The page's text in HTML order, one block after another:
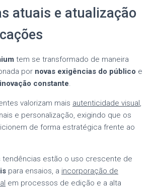
atuais e atualização
tem se transformado de maneira
por novas exigências do público e
constante.
valorizam mais autenticidade visual,
e personalização, exigindo que os
de forma estratégica frente ao
tendências estão o uso crescente de
para ensaios, a incorporação de
em processos de edição e a alta